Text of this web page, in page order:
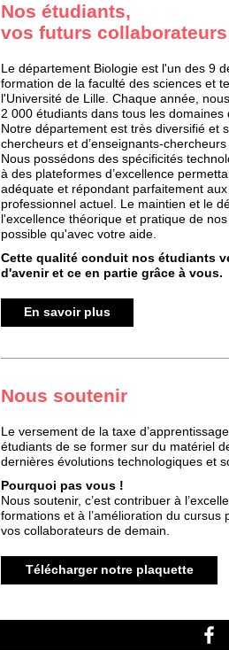
Nos étudiants,
vos futurs collaborateurs
Le département Biologie est l'un des 9
formation de la faculté des sciences et
l'Université de Lille. Chaque année,
2 000 étudiants dans tous les domaines
Notre département est très diversifié et
chercheurs et d’enseignants-
Nous possédons des spécificités
à des plateformes d’excellence
adéquate et répondant parfaitement
professionnel actuel. Le maintien et le
l'excellence théorique et pratique de
possible qu'avec votre aide.
Cette qualité conduit nos étudiants
d'avenir et ce en partie grâce à vous.
En savoir plus
Nous soutenir
Le versement de la taxe
étudiants de se former sur du matériel
dernières évolutions technologiques et
Pourquoi pas vous !
Nous soutenir, c’est contribuer à
formations et à l’amélioration du cursus
vos collaborateurs de demain.
Télécharger notre plaquette